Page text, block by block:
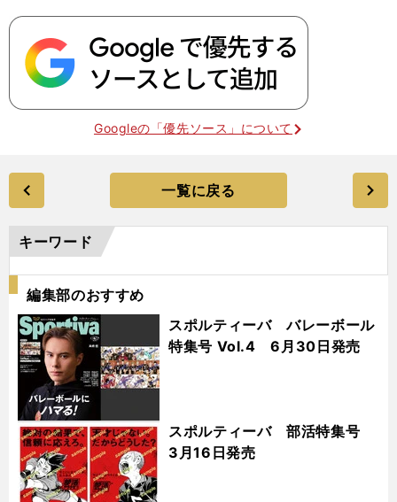
Googleの「優先ソース」について
一覧に戻る
キーワード
編集部のおすすめ
スポルティーバ バレーボール
特集号 Vol.4 6月30日発売
スポルティーバ 部活特集号
3月16日発売